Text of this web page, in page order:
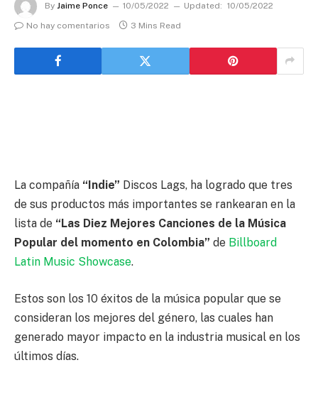
By Jaime Ponce 10/05/2022 Updated: 10/05/2022
No hay comentarios
3 Mins Read
La compañía “Indie” Discos Lags, ha logrado que tres
de sus productos más importantes se rankearan en la
lista de “Las Diez Mejores Canciones de la Música
Popular del momento en Colombia” de Billboard
Latin Music Showcase.
Estos son los 10 éxitos de la música popular que se
consideran los mejores del género, las cuales han
generado mayor impacto en la industria musical en los
últimos días.